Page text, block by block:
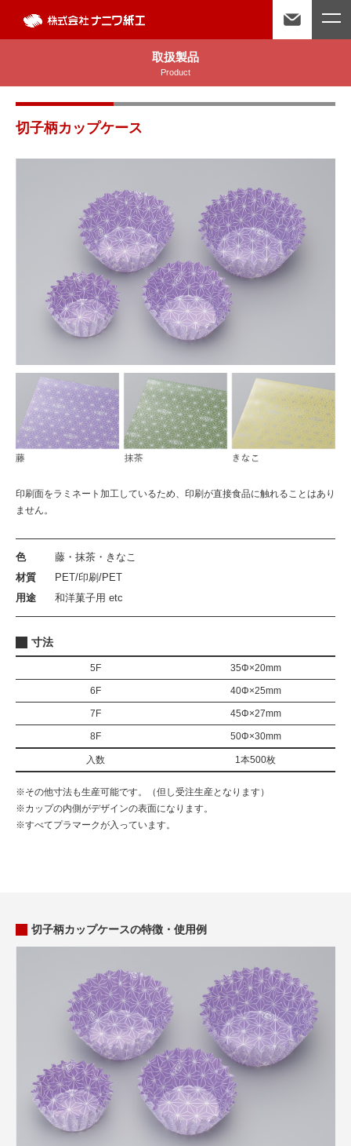
取扱製品
Product
切子柄カップケース
印刷面をラミネート加工しているため、印刷が直接食品に触れることはあり
ません。
色
藤・抹茶・きなこ
材質
PET/印刷/PET
用途
和洋菓子用 etc
寸法
5F 35Φ×20mm
6F 40Φ×25mm
7F 45Φ×27mm
8F 50Φ×30mm
入数 1本500枚
※その他寸法も生産可能です。（但し受注生産となります）
※カップの内側がデザインの表面になります。
※すべてプラマークが入っています。
切子柄カップケースの特徴・使用例